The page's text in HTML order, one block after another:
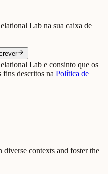
Lab na sua caixa de
Lab e consinto que os
fins descritos na Política de
contexts and foster the